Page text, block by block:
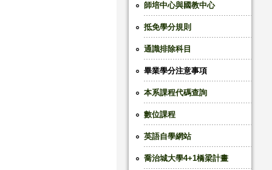
師培中心與國教中心
抵免學分規則
通識排除科目
畢業學分注意事項
本系課程代碼查詢
數位課程
英語自學網站
喬治城大學4+1橋梁計畫